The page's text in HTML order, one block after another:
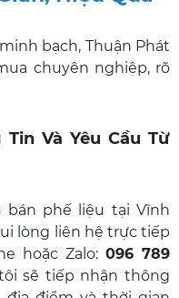
bạch, Thuận Phát
chuyên nghiệp, rõ
Và Yêu Cầu Từ
bán phế liệu tại Vĩnh
lòng liên hệ trực tiếp
hoặc Zalo: 096 789
sẽ tiếp nhận thông